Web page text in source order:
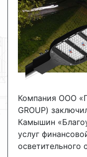
Компания ООО
GROUP)
Камышин
услуг
осветительного